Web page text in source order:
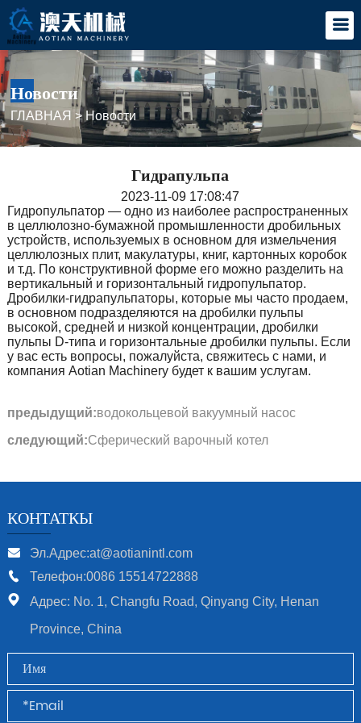
Новости
ГЛАВНАЯ > Новости
Гидрапульпа
2023-11-09 17:08:47
Гидропульпатор — одно из наиболее распространенных
в целлюлозно-бумажной промышленности дробильных
устройств, используемых в основном для измельчения
целлюлозных плит, макулатуры, книг, картонных коробок
и т.д. По конструктивной форме его можно разделить на
вертикальный и горизонтальный гидропульпатор.
Дробилки-гидрапульпаторы, которые мы часто продаем,
в основном подразделяются на дробилки пульпы
высокой, средней и низкой концентрации, дробилки
пульпы D-типа и горизонтальные дробилки пульпы. Если
у вас есть вопросы, пожалуйста, свяжитесь с нами, и
компания Aotian Machinery будет к вашим услугам.
предыдущий:водокольцевой вакуумный насос
следующий:Сферический варочный котел
КОНТАТКЫ
Эл.Адрес:at@aotianintl.com
Телефон:0086 15514722888
Адрес: No. 1, Changfu Road, Qinyang City, Henan
Province, China